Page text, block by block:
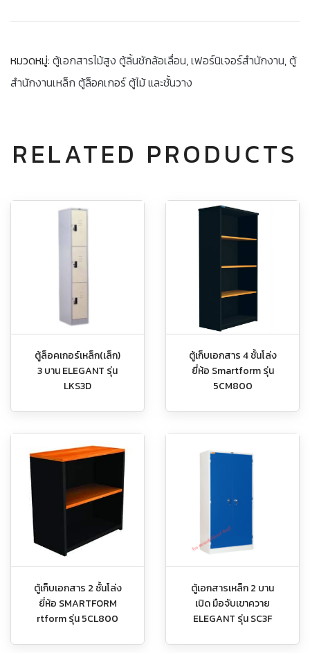
หมวดหมู่: ตู้เอกสารไม้สูง ตู้ลิ้นชักล้อเลื่อน,เฟอร์นิเจอร์สำนักงาน,ตู้
สำนักงานเหล็ก ตู้ล็อคเกอร์ ตู้ไม้ และชั้นวาง
RELATED PRODUCTS
ตู้ล็อคเกอร์เหล็ก(เล็ก)
3 บาน ELEGANT รุ่น
LKS3D
ตู้เก็บเอกสาร 4 ชั้นโล่ง
ยี่ห้อ Smartform รุ่น
5CM800
ตู้เก็บเอกสาร 2 ชั้นโล่ง
ยี่ห้อ SMARTFORM
rtform รุ่น 5CL800
ตู้เอกสารเหล็ก 2 บาน
เปิด มือจับเขาควาย
ELEGANT รุ่น SC3F